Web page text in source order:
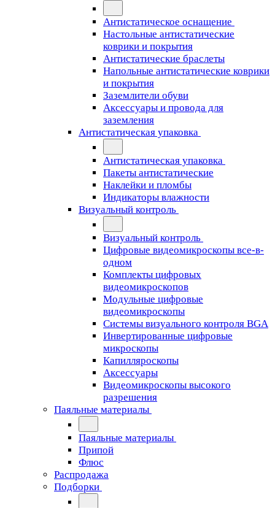
Антистатическое оснащение
Настольные антистатические
коврики и покрытия
Антистатические браслеты
Напольные антистатические коврики
и покрытия
Заземлители обуви
Аксессуары и провода для
заземления
Антистатическая упаковка
Антистатическая упаковка
Пакеты антистатические
Наклейки и пломбы
Индикаторы влажности
Визуальный контроль
Визуальный контроль
Цифровые видеомикроскопы все-в-
одном
Комплекты цифровых
видеомикроскопов
Модульные цифровые
видеомикроскопы
Cистемы визуального контроля BGA
Инвертированные цифровые
микроскопы
Капилляроскопы
Аксессуары
Видеомикроскопы высокого
разрешения
Паяльные материалы
Паяльные материалы
Припой
Флюс
Распродажа
Подборки